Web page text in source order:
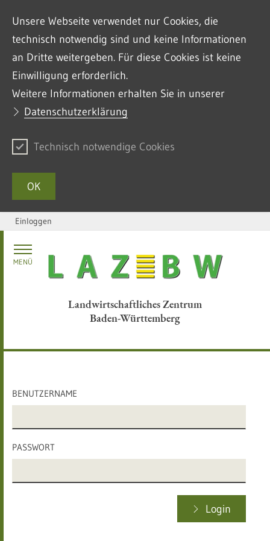
Unsere Webseite verwendet nur Cookies, die
technisch notwendig sind und keine Informationen
an Dritte weitergeben. Für diese Cookies ist keine
Einwilligung erforderlich.
Weitere Informationen erhalten Sie in unserer
Datenschutzerklärung
Technisch notwendige Cookies
OK
Zum Inhalt springen
Einloggen
Landwirtschaftliches Zentrum
Baden-Württemberg
MENÜ
BENUTZERNAME
PASSWORT
Login